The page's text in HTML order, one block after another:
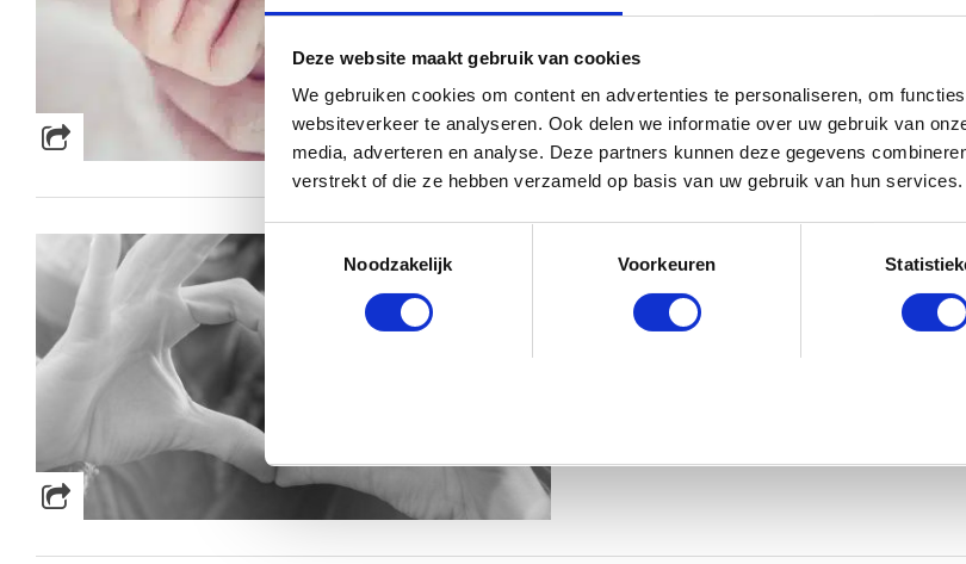
Deze website maakt gebruik van cookies
We gebruiken cookies om content en advertenties te personaliseren, om
websiteverkeer te analyseren. Ook delen we informatie over uw gebruik van
media, adverteren en analyse. Deze partners kunnen deze gegevens
verstrekt of die ze hebben verzameld op basis van uw gebruik van hun services.
Toestemmingsselectie
Noodzakelijk
Voorkeuren
KIM KÖTTER DEELT
MANNEN
BABYSTRAATJE.NL